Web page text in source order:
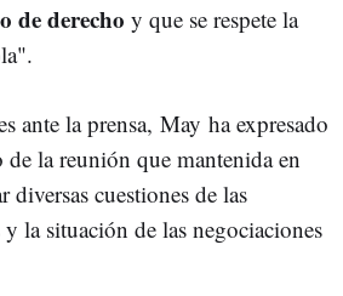
de derecho y que se respete la
ante la prensa, May ha expresado
de la reunión que mantenida en
diversas cuestiones de las
la situación de las negociaciones